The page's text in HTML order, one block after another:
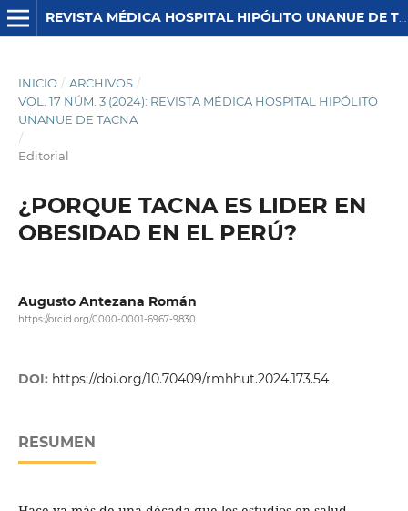
REVISTA MÉDICA HOSPITAL HIPÓLITO UNANUE DE TACNA
INICIO / ARCHIVOS /
VOL. 17 NÚM. 3 (2024): REVISTA MÉDICA HOSPITAL HIPÓLITO
UNANUE DE TACNA
/
Editorial
¿PORQUE TACNA ES LIDER EN
OBESIDAD EN EL PERÚ?
Augusto Antezana Román
https://orcid.org/0000-0001-6967-9830
DOI: https://doi.org/10.70409/rmhhut.2024.173.54
RESUMEN